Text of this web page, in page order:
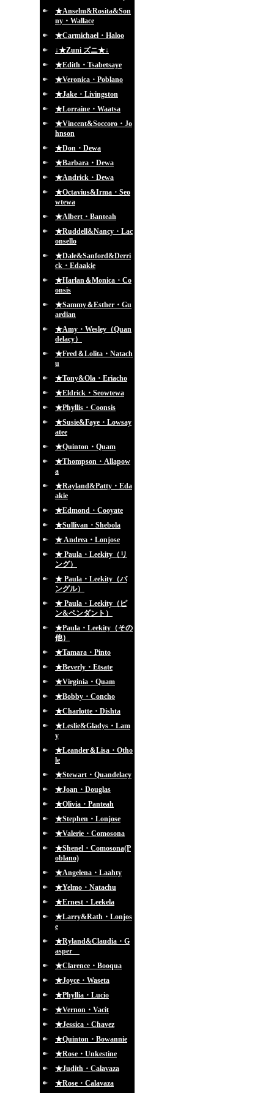
★Anselm&Rosita&Son
ny・Wallace
★Carmichael・Haloo
↓★Zuni ズニ★↓
★Edith・Tsabetsaye
★Veronica・Poblano
★Jake・Livingston
★Lorraine・Waatsa
★Vincent&Soccoro・Jo
hnson
★Don・Dewa
★Barbara・Dewa
★Andrick・Dewa
★Octavius&Irma・Seo
wtewa
★Albert・Banteah
★Ruddell&Nancy・Lac
onsello
★Dale&Sanford&Derri
ck・Edaakie
★Harlan＆Monica・Co
onsis
★Sammy＆Esther・Gu
ardian
★Amy・Wesley（Quan
delacy）
★Fred＆Lolita・Natach
u
★Tony&Ola・Eriacho
★Eldrick・Seowtewa
★Phyllis・Coonsis
★Susie&Faye・Lowsay
atee
★Quinton・Quam
★Thompson・Allapow
a
★Rayland&Patty・Eda
akie
★Edmond・Cooyate
★Sullivan・Shebola
★ Andrea・Lonjose
★ Paula・Leekity（リ
ング）
★ Paula・Leekity（バ
ングル）
★ Paula・Leekity（ピ
ン&ペンダント）
★Paula・Leekity（その
他）
★Tamara・Pinto
★Beverly・Etsate
★Virginia・Quam
★Bobby・Concho
★Charlotte・Dishta
★Leslie&Gladys・Lam
y
★Leander＆Lisa・Otho
le
★Stewart・Quandelacy
★Joan・Douglas
★Olivia・Panteah
★Stephen・Lonjose
★Valerie・Comosona
★Shenel・Comosona(P
oblano)
★Angelena・Laahty
★Yelmo・Natachu
★Ernest・Leekela
★Larry&Rath・Lonjos
e
★Ryland&Claudia・G
asper
★Clarence・Booqua
★Joyce・Waseta
★Phyllia・Lucio
★Vernon・Vacit
★Jessica・Chavez
★Quinton・Bowannie
★Rose・Unkestine
★Judith・Calavaza
★Rose・Calavaza